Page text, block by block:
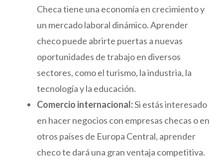
Checa tiene una economía en crecimiento y
un mercado laboral dinámico. Aprender
checo puede abrirte puertas a nuevas
oportunidades de trabajo en diversos
sectores, como el turismo, la industria, la
tecnología y la educación.
Comercio internacional:Si estás interesado
en hacer negocios con empresas checas o en
otros países de Europa Central, aprender
checo te dará una gran ventaja competitiva.